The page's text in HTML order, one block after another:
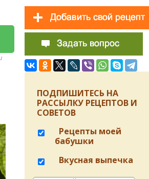
ПОДПИШИТЕСЬ НА
РАССЫЛКУ РЕЦЕПТОВ И
СОВЕТОВ
Рецепты моей
бабушки
Вкусная выпечка